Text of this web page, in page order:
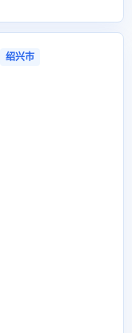
绍兴市